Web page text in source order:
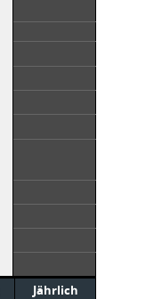
Jährlich